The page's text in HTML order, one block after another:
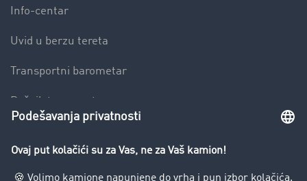
Info-centar
Uvid u berzu tereta
Transportni barometar
Rečnik transporta
Preduzeće